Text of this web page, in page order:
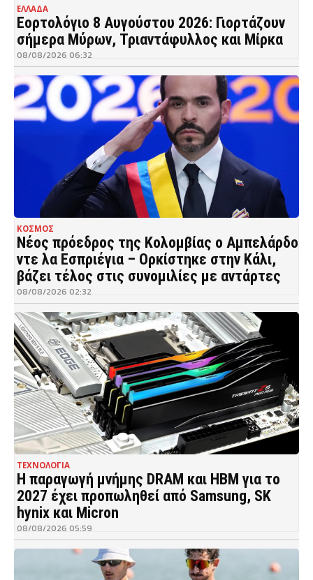
ΕΛΛΑΔΑ
Εορτολόγιο 8 Αυγούστου 2026: Γιορτάζουν
σήμερα Μύρων, Τριαντάφυλλος και Μίρκα
08/08/2026 06:32
ΚΟΣΜΟΣ
Νέος πρόεδρος της Κολομβίας ο Αμπελάρδο
ντε λα Εσπριέγια – Ορκίστηκε στην Κάλι,
βάζει τέλος στις συνομιλίες με αντάρτες
08/08/2026 02:32
ΤΕΧΝΟΛΟΓΙΑ
Η παραγωγή μνήμης DRAM και HBM για το
2027 έχει προπωληθεί από Samsung, SK
hynix και Micron
08/08/2026 05:59